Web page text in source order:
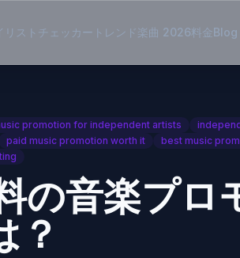
リストチェッカー トレンド楽曲 2026料金Blog
promotion for independent artists
paid music promotion worth it best music
の音楽プロ
？